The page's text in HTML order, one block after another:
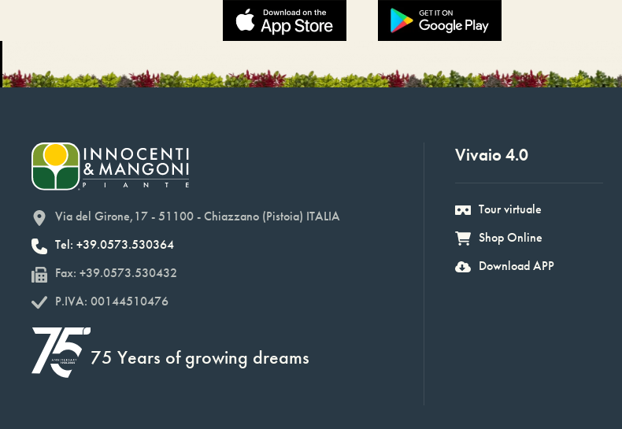
Via del Girone,17 - 51100 - Chiazzano (Pistoia) ITALIA
Tel: +39.0573.530364
Fax: +39.0573.530432
P.IVA: 00144510476
75 Years of growing dreams
Vivaio 4.0
Tour virtuale
Shop Online
Download APP